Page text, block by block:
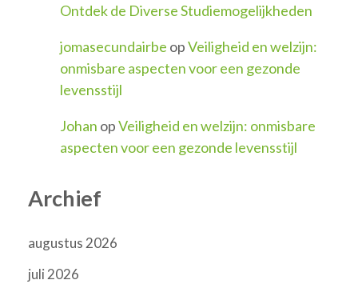
Ontdek de Diverse Studiemogelijkheden
jomasecundairbe opVeiligheid en welzijn:
onmisbare aspecten voor een gezonde
levensstijl
Johan opVeiligheid en welzijn: onmisbare
aspecten voor een gezonde levensstijl
Archief
augustus 2026
juli 2026